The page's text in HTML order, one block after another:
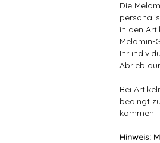
Die
in den
Melamin-
Ihr
Abrieb
Bei
bedingt
kommen.
Hinweis: